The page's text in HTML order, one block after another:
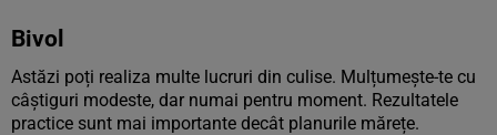
Bivol
Astăzi poți realiza multe lucruri din culise. Mulțumește-te cu
câștiguri modeste, dar numai pentru moment. Rezultatele
practice sunt mai importante decât planurile mărețe.